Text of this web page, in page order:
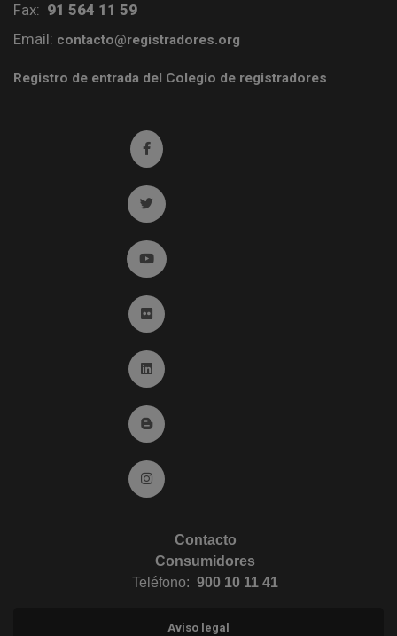
Fax: 91 564 11 59
Email: contacto@registradores.org
Registro de entrada del Colegio de registradores
Ir a facebook (abre en ventana nueva)
Ir a twitter (abre en ventana nueva)
Ir a YouTube (abre en ventana nueva)
Ir a Flickr (abre en ventana nueva)
Ir a Linkedin (abre en ventana nueva)
Ir al Blog (abre en ventana nueva)
Ir a Instagram (abre en ventana nueva)
Contacto
Consumidores
Teléfono: 900 10 11 41
Aviso legal